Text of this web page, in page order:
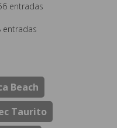
entradas
entradas
Beach
Taurito